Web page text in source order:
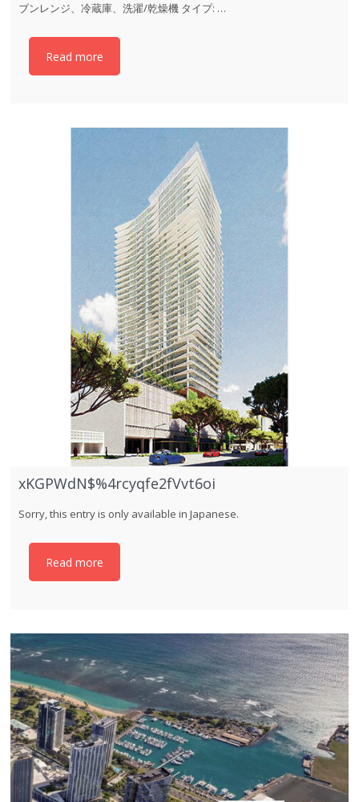
ブンレンジ、冷蔵庫、洗濯/乾燥機 タイプ: …
Read more
xKGPWdN$%4rcyqfe2fVvt6oi
Sorry, this entry is only available in Japanese.
Read more